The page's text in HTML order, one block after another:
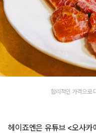
합리적인 가격으로
헤이죠엔은 유튜브 <오사